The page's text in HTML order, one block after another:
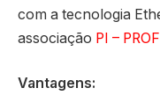
com a tecnologia
associação PI –
Vantagens: